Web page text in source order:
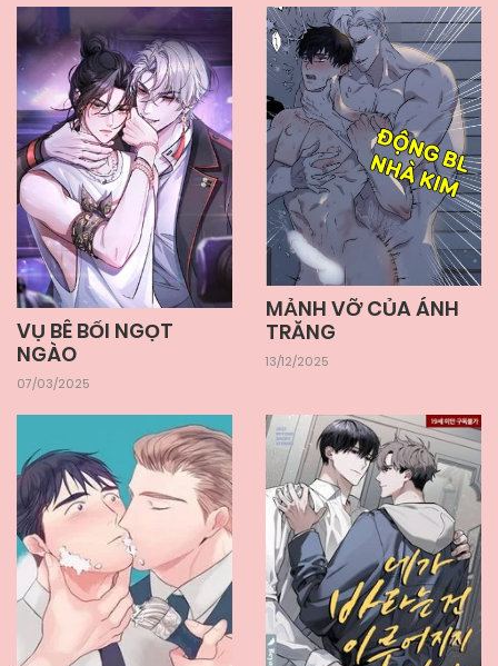
VỤ BÊ BỐI NGỌT
NGÀO
07/03/2025
MẢNH VỠ CỦA ÁNH
TRĂNG
13/12/2025